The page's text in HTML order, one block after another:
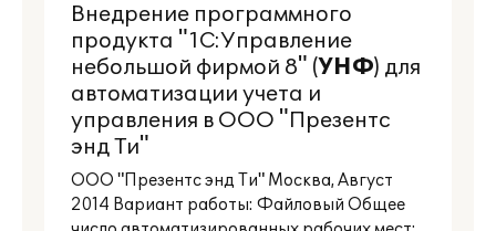
Внедрение программного
продукта "1С:Управление
небольшой фирмой 8" (УНФ) для
автоматизации учета и
управления в ООО "Презентс
энд Ти"
ООО "Презентс энд Ти" Москва, Август
2014 Вариант работы: Файловый Общее